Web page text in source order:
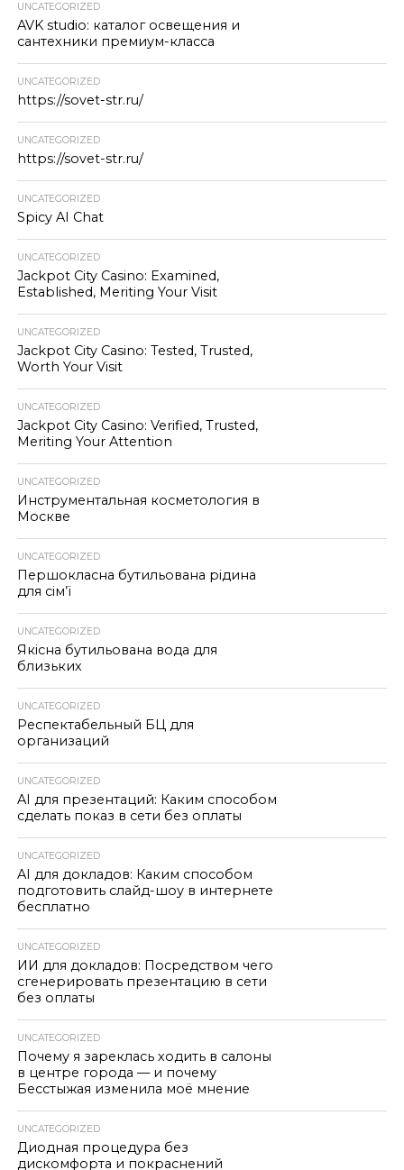
UNCATEGORIZED
AVK studio: каталог освещения и
сантехники премиум-класса
UNCATEGORIZED
https://sovet-str.ru/
UNCATEGORIZED
https://sovet-str.ru/
UNCATEGORIZED
Spicy AI Chat
UNCATEGORIZED
Jackpot City Casino: Examined,
Established, Meriting Your Visit
UNCATEGORIZED
Jackpot City Casino: Tested, Trusted,
Worth Your Visit
UNCATEGORIZED
Jackpot City Casino: Verified, Trusted,
Meriting Your Attention
UNCATEGORIZED
Инструментальная косметология в
Москве
UNCATEGORIZED
Першокласна бутильована рідина
для сім’ї
UNCATEGORIZED
Якісна бутильована вода для
близьких
UNCATEGORIZED
Респектабельный БЦ для
организаций
UNCATEGORIZED
AI для презентаций: Каким способом
сделать показ в сети без оплаты
UNCATEGORIZED
AI для докладов: Каким способом
подготовить слайд-шоу в интернете
бесплатно
UNCATEGORIZED
ИИ для докладов: Посредством чего
сгенерировать презентацию в сети
без оплаты
UNCATEGORIZED
Почему я зареклась ходить в салоны
в центре города — и почему
Бесстыжая изменила моё мнение
UNCATEGORIZED
Диодная процедура без
дискомфорта и покраснений